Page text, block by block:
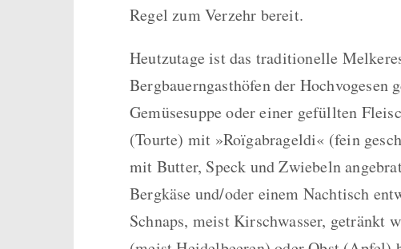
Regel zum Verzehr bereit.
Heutzutage ist das traditionelle
Bergbauerngasthöfen der Hochvogesen
Gemüsesuppe oder einer gefüllten
(Tourte) mit »Roïgabrageldi« (fein
mit Butter, Speck und Zwiebeln
Bergkäse und/oder einem Nachtisch
Schnaps, meist Kirschwasser, getränkt